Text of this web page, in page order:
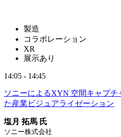
製造
コラボレーション
XR
展示あり
14:05 - 14:45
ソニーによるXYN 空間キャプチ
た産業ビジュアライゼーション
塩月 拓馬 氏
ソニー株式会社